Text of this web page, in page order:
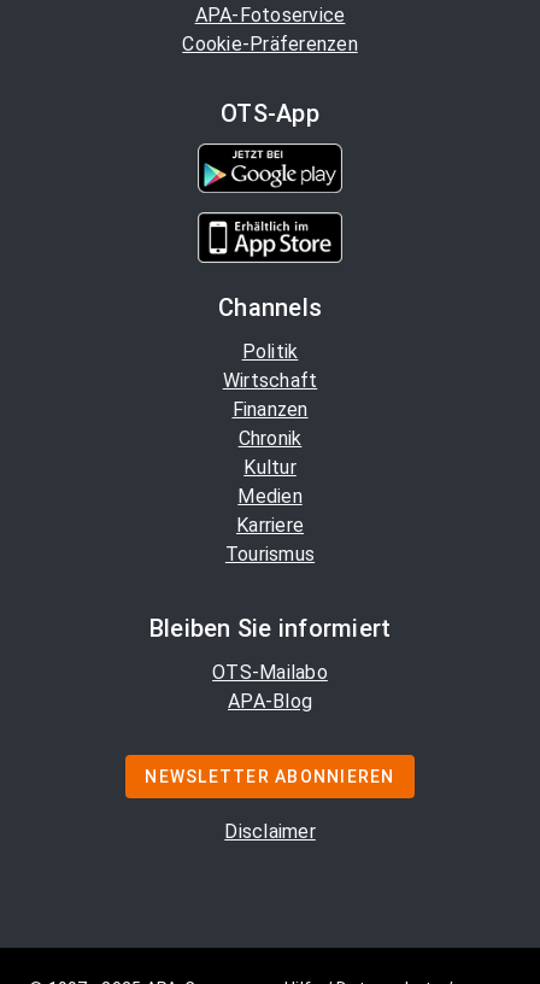
APA-Fotoservice
Cookie-Präferenzen
OTS-App
Channels
Politik
Wirtschaft
Finanzen
Chronik
Kultur
Medien
Karriere
Tourismus
Bleiben Sie informiert
OTS-Mailabo
APA-Blog
NEWSLETTER ABONNIEREN
Disclaimer